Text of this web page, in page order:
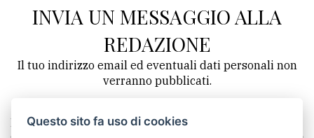
INVIA UN MESSAGGIO ALLA
REDAZIONE
Il tuo indirizzo email ed eventuali dati personali non
verranno pubblicati.
Nome *
Questo sito fa uso di cookies